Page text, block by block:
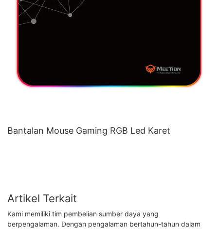
Bantalan Mouse Gaming RGB Led Karet
Artikel Terkait
Kami memiliki tim pembelian sumber daya yang
berpengalaman. Dengan pengalaman bertahun-tahun dalam